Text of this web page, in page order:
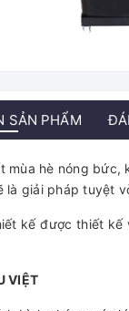
SẢN PHẨM
mùa hè nóng bức,
là giải pháp tuyệt
kế được thiết kế
VIỆT